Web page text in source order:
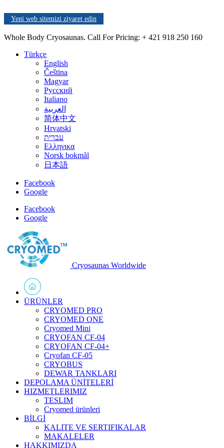
Yeni web sitemizi ziyaret edin
Whole Body Cryosaunas. Call For Pricing: + 421 918 250 160
Türkçe
English
Čeština
Magyar
Русский
Italiano
العربية
简体中文
Hrvatski
עברית
Ελληνικα
Norsk bokmål
日本語
Facebook
Google
Facebook
Google
Cryosaunas Worldwide
ÜRÜNLER
CRYOMED PRO
CRYOMED ONE
Cryomed Mini
CRYOFAN CF-04
CRYOFAN CF-04+
Cryofan CF-05
CRYOBUS
DEWAR TANKLARI
DEPOLAMA ÜNİTELERİ
HIZMETLERIMIZ
TESLIM
Cryomed ürünleri
BİLGİ
KALITE VE SERTIFIKALAR
MAKALELER
HAKKIMIZDA